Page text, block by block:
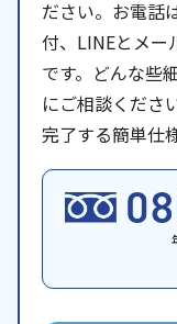
ださい。お電話
付、LINEとメー
です。どんな些
にご相談くださ
完了する簡単仕